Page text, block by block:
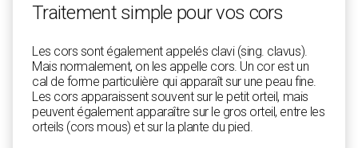
Traitement simple pour vos cors
Les cors sont également appelés clavi (sing. clavus).
Mais normalement, on les appelle cors. Un cor est un
cal de forme particulière qui apparaît sur une peau fine.
Les cors apparaissent souvent sur le petit orteil, mais
peuvent également apparaître sur le gros orteil, entre les
orteils (cors mous) et sur la plante du pied.